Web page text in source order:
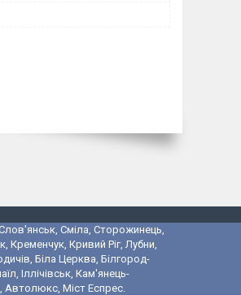
Сміла, Сторожинець,
Кривий Ріг, Лубни,
Біла Церква, Білгород-
Іллічівськ, Кам'янець-
Автолюкс, Міст Еспрес.